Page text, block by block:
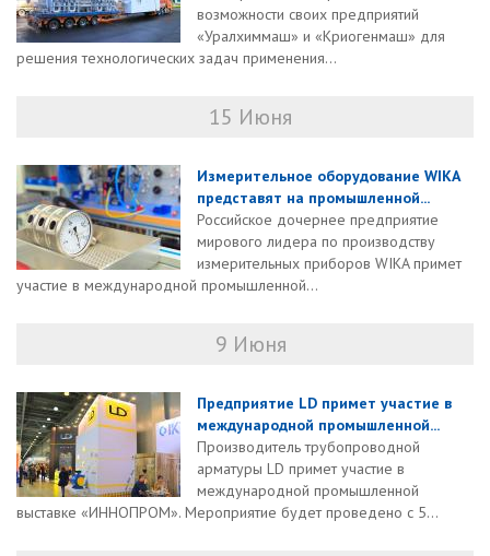
возможности своих предприятий
«Уралхиммаш» и «Криогенмаш» для
решения технологических задач применения...
15 Июня
Измерительное оборудование WIKA
представят на промышленной...
Российское дочернее предприятие
мирового лидера по производству
измерительных приборов WIKA примет
участие в международной промышленной...
9 Июня
Предприятие LD примет участие в
международной промышленной...
Производитель трубопроводной
арматуры LD примет участие в
международной промышленной
выставке «ИННОПРОМ». Мероприятие будет проведено с 5...